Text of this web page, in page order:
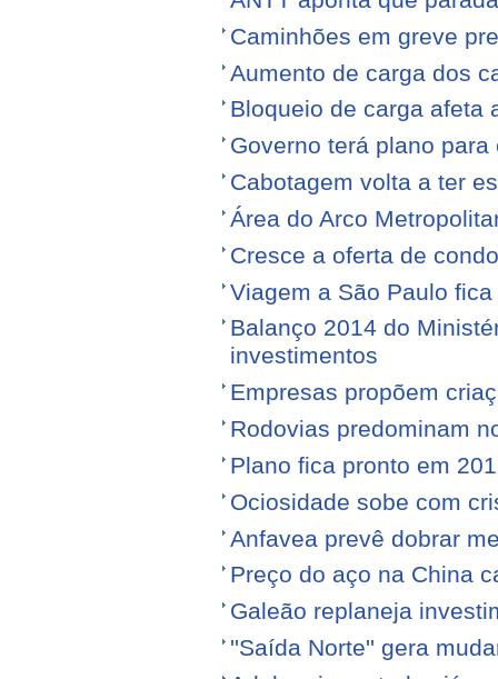
Caminhões em greve
Aumento de carga dos
Bloqueio de carga afeta
Governo terá plano
Cabotagem volta a ter
Área do Arco
Cresce a oferta de
Viagem a São Paulo
Balanço 2014 do
investimentos
Empresas propõem
Rodovias predominam
Plano fica pronto em
Ociosidade sobe com
Anfavea prevê dobrar
Preço do aço na China
Galeão replaneja
''Saída Norte'' gera